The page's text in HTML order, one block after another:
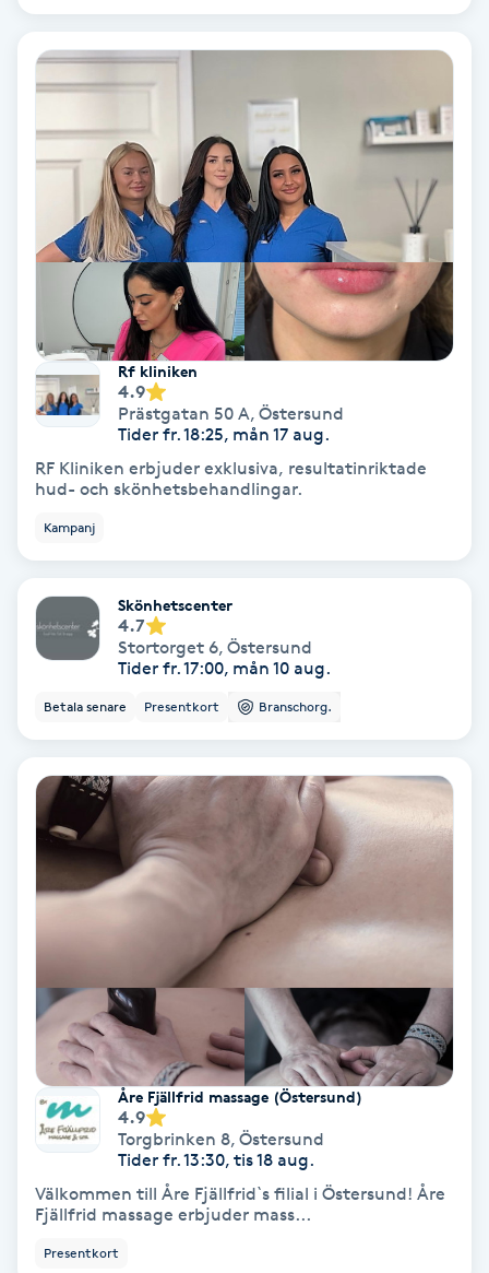
Lashlift Keratin
LED-ljusterapi
LPG
LPG-behandling
LPG-massage
Luggklippning
Lymfmassage
Makeup
Manikyr & Pedikyr
Medial vägledning
Medicinsk massage
Medium
Megavolymfransar
Melasma
Mesoterapi
MicroPen
Rf kliniken
4.9
Prästgatan 50 A, Östersund
Tider fr. 18:25, mån 17 aug.
RF Kliniken erbjuder exklusiva, resultatinriktade
hud- och skönhetsbehandlingar.
Kampanj
Skönhetscenter
4.7
Stortorget 6, Östersund
Tider fr. 17:00, mån 10 aug.
Betala senare Presentkort Branschorg.
Åre Fjällfrid massage (Östersund)
4.9
Torgbrinken 8, Östersund
Tider fr. 13:30, tis 18 aug.
Välkommen till Åre Fjällfrid`s filial i Östersund! Åre
Fjällfrid massage erbjuder mass...
Presentkort